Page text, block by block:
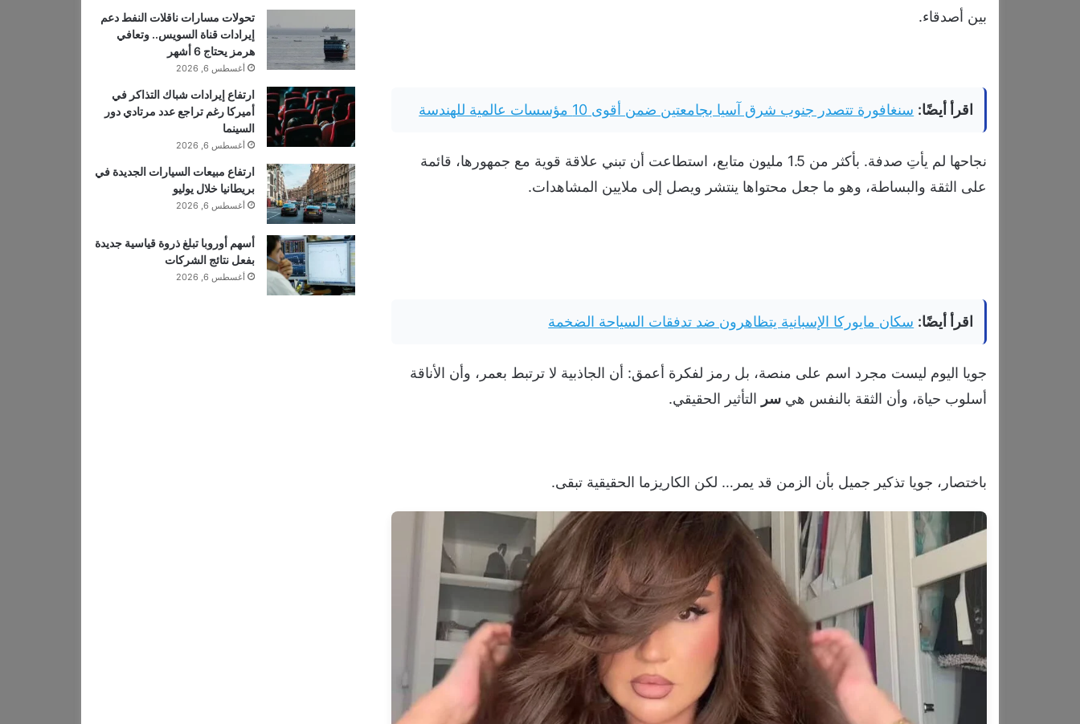
بين أصدقاء.
اقرأ أيضًا: سنغافورة تتصدر جنوب شرق آسيا بجامعتين ضمن أقوى 10 مؤسسات عالمية للهندسة
نجاحها لم يأتِ صدفة. بأكثر من 1.5 مليون متابع، استطاعت أن تبني علاقة قوية مع جمهورها، قائمة
على الثقة والبساطة، وهو ما جعل محتواها ينتشر ويصل إلى ملايين المشاهدات.
اقرأ أيضًا: سكان مايوركا الإسبانية يتظاهرون ضد تدفقات السياحة الضخمة
جويا اليوم ليست مجرد اسم على منصة، بل رمز لفكرة أعمق: أن الجاذبية لا ترتبط بعمر، وأن الأناقة
أسلوب حياة، وأن الثقة بالنفس هي سر التأثير الحقيقي.
باختصار، جويا تذكير جميل بأن الزمن قد يمر… لكن الكاريزما الحقيقية تبقى.
تحولات مسارات ناقلات النفط دعم
إيرادات قناة السويس.. وتعافي
هرمز يحتاج 6 أشهر
أغسطس 6, 2026
ارتفاع إيرادات شباك التذاكر في
أميركا رغم تراجع عدد مرتادي دور
السينما
أغسطس 6, 2026
ارتفاع مبيعات السيارات الجديدة في
بريطانيا خلال يوليو
أغسطس 6, 2026
أسهم أوروبا تبلغ ذروة قياسية جديدة
بفعل نتائج الشركات
أغسطس 6, 2026